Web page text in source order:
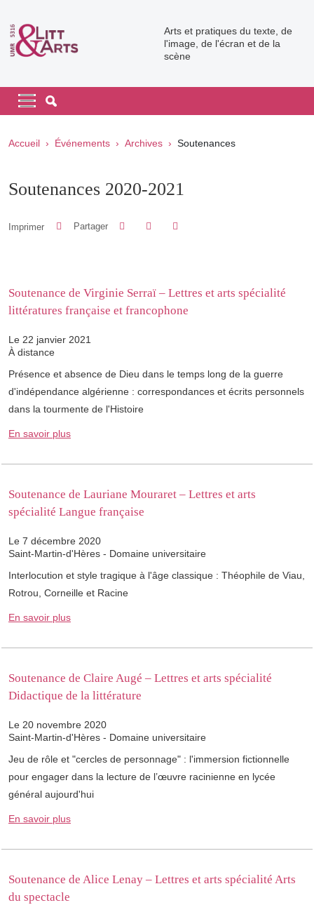
Arts et pratiques du texte, de
l'image, de l'écran et de la
scène
Navigation principale
Navigation principale mobile
Fil d'Ariane
Accueil Événements Archives Soutenances
Soutenances 2020-2021
Imprimer Partager Partager sur Facebook
Partager sur LinkedIn
Soutenance de Virginie Serraï – Lettres et arts spécialité
littératures française et francophone
Le 22 janvier 2021
À distance
Présence et absence de Dieu dans le temps long de la guerre
d'indépendance algérienne : correspondances et écrits personnels
dans la tourmente de l'Histoire
En savoir plus
Soutenance de Lauriane Mouraret – Lettres et arts
spécialité Langue française
Le 7 décembre 2020
Saint-Martin-d'Hères - Domaine universitaire
Interlocution et style tragique à l'âge classique : Théophile de Viau,
Rotrou, Corneille et Racine
En savoir plus
Soutenance de Claire Augé – Lettres et arts spécialité
Didactique de la littérature
Le 20 novembre 2020
Saint-Martin-d'Hères - Domaine universitaire
Jeu de rôle et "cercles de personnage" : l'immersion fictionnelle
pour engager dans la lecture de l’œuvre racinienne en lycée
général aujourd'hui
En savoir plus
Soutenance de Alice Lenay – Lettres et arts spécialité Arts
du spectacle